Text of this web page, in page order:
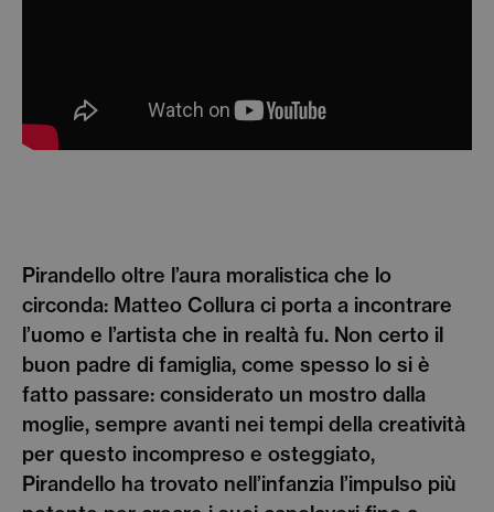
Pirandello oltre l’aura moralistica che lo
circonda: Matteo Collura ci porta a incontrare
l’uomo e l’artista che in realtà fu. Non certo il
buon padre di famiglia, come spesso lo si è
fatto passare: considerato un mostro dalla
moglie, sempre avanti nei tempi della creatività
per questo incompreso e osteggiato,
Pirandello ha trovato nell’infanzia l’impulso più